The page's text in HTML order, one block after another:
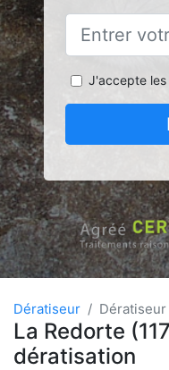
J'accepte les
Dératiseur Dératiseur
La Redorte
dératisation